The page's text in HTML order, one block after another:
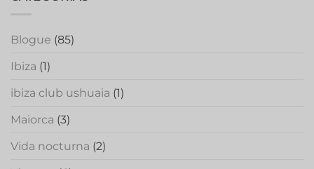
Blogue (85)
Ibiza (1)
ibiza club ushuaia (1)
Maiorca (3)
Vida nocturna (2)